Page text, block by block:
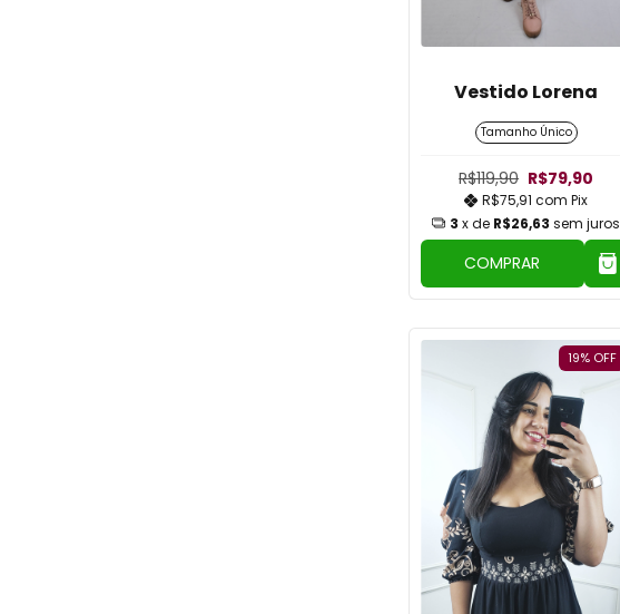
Vestido Lorena
Tamanho Único
R$119,90 R$79,90
R$75,91com Pix
3 x de R$26,63 sem juros
COMPRAR
19% OFF